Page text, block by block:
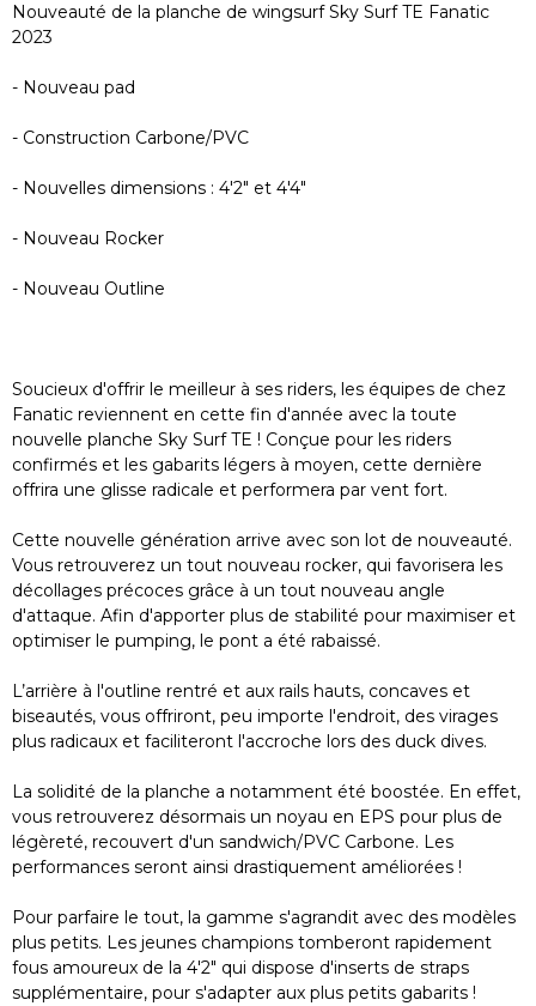
Nouveauté de la planche de wingsurf Sky Surf TE Fanatic
2023
- Nouveau pad
- Construction Carbone/PVC
- Nouvelles dimensions : 4'2" et 4'4"
- Nouveau Rocker
- Nouveau Outline
Soucieux d'offrir le meilleur à ses riders, les équipes de chez
Fanatic reviennent en cette fin d'année avec la toute
nouvelle planche Sky Surf TE ! Conçue pour les riders
confirmés et les gabarits légers à moyen, cette dernière
offrira une glisse radicale et performera par vent fort.
Cette nouvelle génération arrive avec son lot de nouveauté.
Vous retrouverez un tout nouveau rocker, qui favorisera les
décollages précoces grâce à un tout nouveau angle
d'attaque. Afin d'apporter plus de stabilité pour maximiser et
optimiser le pumping, le pont a été rabaissé.
L’arrière à l'outline rentré et aux rails hauts, concaves et
biseautés, vous offriront, peu importe l'endroit, des virages
plus radicaux et faciliteront l'accroche lors des duck dives.
La solidité de la planche a notamment été boostée. En effet,
vous retrouverez désormais un noyau en EPS pour plus de
légèreté, recouvert d'un sandwich/PVC Carbone. Les
performances seront ainsi drastiquement améliorées !
Pour parfaire le tout, la gamme s'agrandit avec des modèles
plus petits. Les jeunes champions tomberont rapidement
fous amoureux de la 4'2" qui dispose d'inserts de straps
supplémentaire, pour s'adapter aux plus petits gabarits !